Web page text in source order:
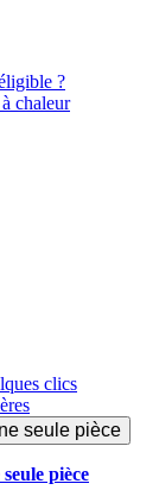
?
chaleur
clics
seule pièce
pièce